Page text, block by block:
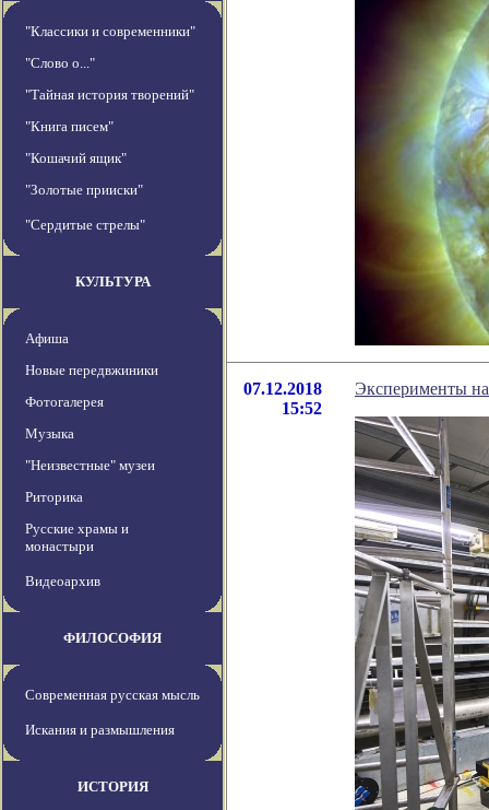
"Классики и современники"
"Слово о..."
"Тайная история творений"
"Книга писем"
"Кошачий ящик"
"Золотые прииски"
"Сердитые стрелы"
КУЛЬТУРА
Афиша
Новые передвжиники
Фотогалерея
Музыка
"Неизвестные" музеи
Риторика
Русские храмы и
монастыри
Видеоархив
ФИЛОСОФИЯ
Современная русская мысль
Искания и размышления
ИСТОРИЯ
07.12.2018
15:52
Эксперименты